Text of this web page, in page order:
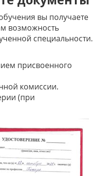
вы получаете
возможность
специальности.
присвоенного
комиссии.
(при